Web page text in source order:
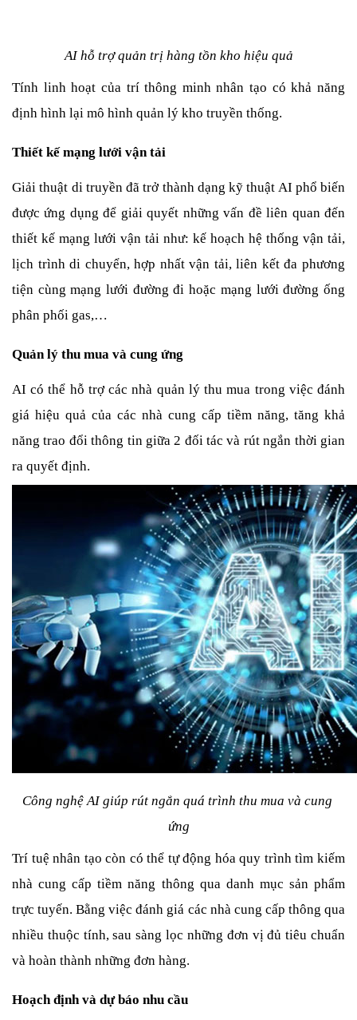
AI hỗ trợ quản trị hàng tồn kho hiệu quả
Tính linh hoạt của trí thông minh nhân tạo có khả năng
định hình lại mô hình quản lý kho truyền thống.
Thiết kế mạng lưới vận tải
Giải thuật di truyền đã trở thành dạng kỹ thuật AI phổ biến
được ứng dụng để giải quyết những vấn đề liên quan đến
thiết kế mạng lưới vận tải như: kế hoạch hệ thống vận tải,
lịch trình di chuyển, hợp nhất vận tải, liên kết đa phương
tiện cùng mạng lưới đường đi hoặc mạng lưới đường ống
phân phối gas,…
Quản lý thu mua và cung ứng
AI có thể hỗ trợ các nhà quản lý thu mua trong việc đánh
giá hiệu quả của các nhà cung cấp tiềm năng, tăng khả
năng trao đổi thông tin giữa 2 đối tác và rút ngắn thời gian
ra quyết định.
Công nghệ AI giúp rút ngắn quá trình thu mua và cung
ứng
Trí tuệ nhân tạo còn có thể tự động hóa quy trình tìm kiếm
nhà cung cấp tiềm năng thông qua danh mục sản phẩm
trực tuyến. Bằng việc đánh giá các nhà cung cấp thông qua
nhiều thuộc tính, sau sàng lọc những đơn vị đủ tiêu chuẩn
và hoàn thành những đơn hàng.
Hoạch định và dự báo nhu cầu